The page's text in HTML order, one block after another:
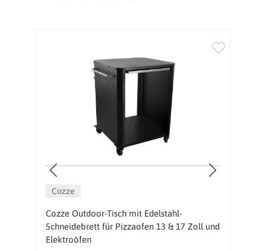
Cozze
Cozze Outdoor-Tisch mit Edelstahl-
Schneidebrett für Pizzaofen 13 & 17 Zoll und
Elektroöfen